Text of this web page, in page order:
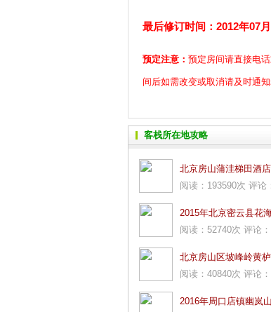
最后修订时间：2012年07
预定注意： 预定房间请直接电
间后如需改变或取消请及时通
客栈所在地攻略
北京房山蒲洼梯田酒
阅读：193590次 评论
2015年北京密云县花
阅读：52740次 评论
北京房山区坡峰岭黄
阅读：40840次 评论
2016年周口店镇幽岚